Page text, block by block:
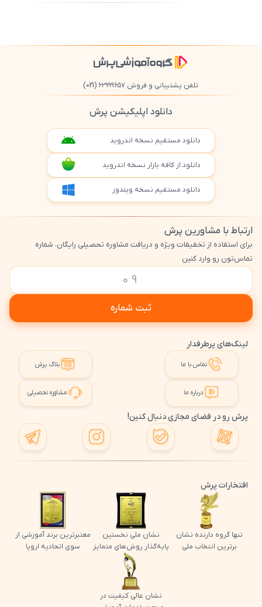
تلفن پشتیبانی و فروش ۶۲۹۹۹۶۵۷ (021)
دانلود اپلیکیشن پرش
دانلود مستقیم نسخه اندروید
دانلود از کافه بازار نسخه اندروید
دانلود مستقیم نسخه ویندوز
ارتباط با مشاورین پرش
برای استفاده از تخفیفات ویژه و دریافت مشاوره تحصیلی رایگان، شماره
تماس‌تون رو وارد کنین
ثبت شماره
لینک‌های پرطرفدار
تماس با ما بلاگ پرش
درباره ما مشاوره تحصیلی
پرش رو در فضای مجازی دنبال کنین!
افتخارات پرش
تنها گروه دارنده نشان
برترین انتخاب ملی
نشان ملی نخستین
پایه‌گذار روش‌های متمایز
معتبرترین برند آموزشی از
سوی اتحادیه اروپا
نشان عالی کیفیت در